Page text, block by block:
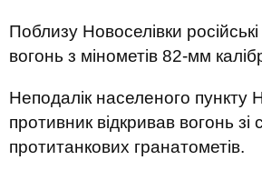
Поблизу Новоселівки
вогонь з мінометів 82-мм
Неподалік населеного пункту
противник відкривав вогонь зі
протитанкових гранатометів.